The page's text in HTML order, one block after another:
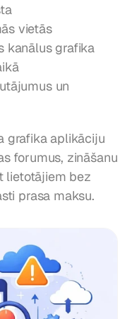
vietās
kanālus grafika
un
grafika aplikāciju
forumus, zināšanu
lietotājiem bez
prasa maksu.